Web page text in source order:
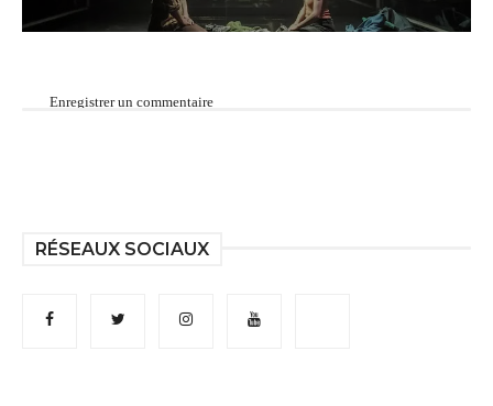
Enregistrer un commentaire
RÉSEAUX SOCIAUX